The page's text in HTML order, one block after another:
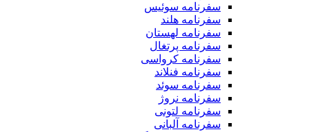
سفرنامه سوئیس
سفرنامه هلند
سفرنامه لهستان
سفرنامه پرتغال
سفرنامه کرواسی
سفرنامه فنلاند
سفرنامه سوئد
سفرنامه نروژ
سفرنامه لتونی
سفرنامه آلبانی